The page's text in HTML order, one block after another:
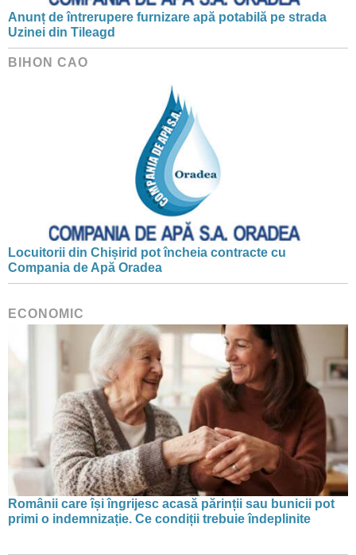
Anunț de întrerupere furnizare apă potabilă pe strada
Uzinei din Tileagd
BIHON CAO
Locuitorii din Chișirid pot încheia contracte cu
Compania de Apă Oradea
ECONOMIC
Românii care își îngrijesc acasă părinții sau bunicii pot
primi o indemnizație. Ce condiții trebuie îndeplinite